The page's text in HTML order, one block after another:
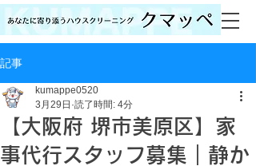
記事
【大阪府 堺市美原区】家
事代行スタッフ募集｜静か
kumappe0520
3月29日 読了時間: 4分